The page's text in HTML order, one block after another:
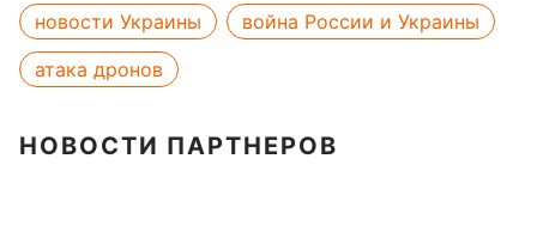
новости Украины
война России и Украины
атака дронов
НОВОСТИ ПАРТНЕРОВ